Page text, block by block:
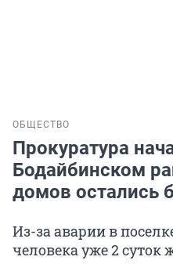
ОБЩЕСТВО
Прокуратура
Бодайбинском
домов остались
Из-за аварии в
человека уже 2 суток